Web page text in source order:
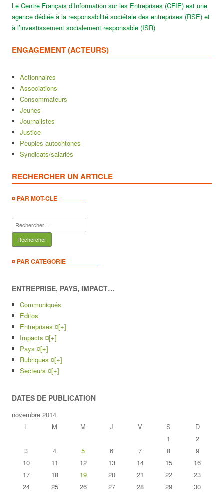
Le Centre Français d’Information sur les Entreprises (CFIE) est une
agence dédiée à la responsabilité sociétale des entreprises (RSE) et
à l’investissement socialement responsable (ISR)
ENGAGEMENT (ACTEURS)
Actionnaires
Associations
Consommateurs
Jeunes
Journalistes
Justice
Peuples autochtones
Syndicats/salariés
RECHERCHER UN ARTICLE
¤ PAR MOT-CLE
Rechercher :
¤ PAR CATEGORIE
ENTREPRISE, PAYS, IMPACT…
Communiqués
Editos
Entreprises ¤[+]
Impacts ¤[+]
Pays ¤[+]
Rubriques ¤[+]
Secteurs ¤[+]
DATES DE PUBLICATION
novembre 2014
L
M M J V S
D
1
2
3
4 5 6 7 8
9
10
11 12 13 14 15
16
17
18 19 20 21 22
23
24
25 26 27 28 29
30